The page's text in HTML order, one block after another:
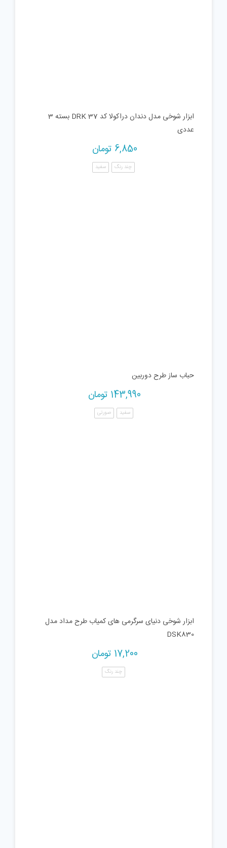
ابزار شوخی مدل دندان دراکولا کد DRK 37 بسته 3
عددی
6,850 تومان
چند رنگ سفید
حباب ساز طرح دوربین
143,990 تومان
سفید صورتی
ابزار شوخی دنیای سرگرمی های کمیاب طرح مداد مدل
DSK830
17,200 تومان
چند رنگ